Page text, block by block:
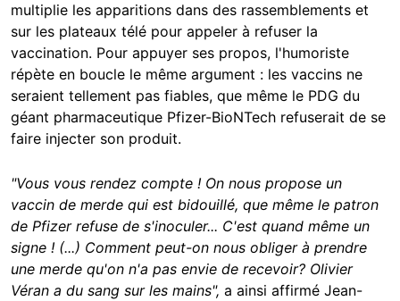
multiplie les apparitions dans des rassemblements et
sur les plateaux télé pour appeler à refuser la
vaccination. Pour appuyer ses propos, l'humoriste
répète en boucle le même argument : les vaccins ne
seraient tellement pas fiables, que même le PDG du
géant pharmaceutique Pfizer-BioNTech refuserait de se
faire injecter son produit.
"Vous vous rendez compte ! On nous propose un
vaccin de merde qui est bidouillé, que même le patron
de Pfizer refuse de s'inoculer... C'est quand même un
signe ! (...) Comment peut-on nous obliger à prendre
une merde qu'on n'a pas envie de recevoir? Olivier
Véran a du sang sur les mains", a ainsi affirmé Jean-